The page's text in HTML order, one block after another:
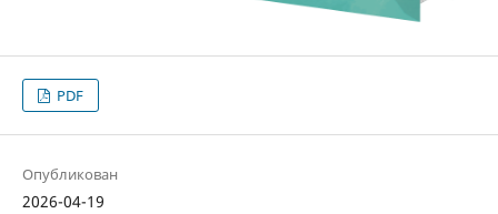
PDF
Опубликован
2026-04-19